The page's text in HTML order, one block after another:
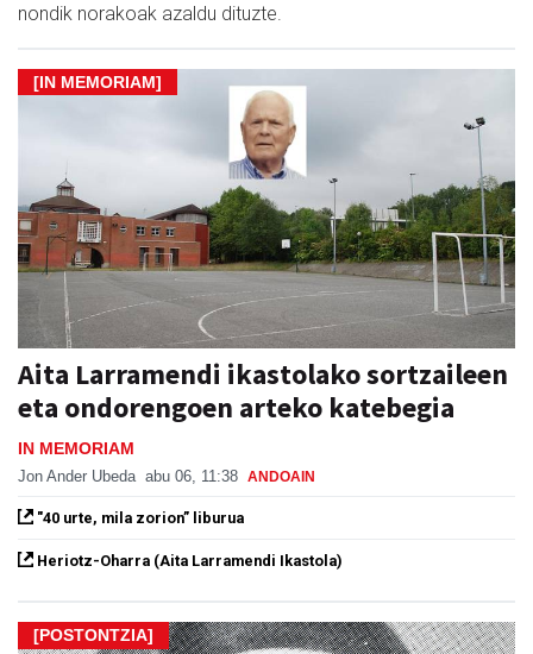
nondik norakoak azaldu dituzte.
[IN MEMORIAM]
Aita Larramendi ikastolako sortzaileen
eta ondorengoen arteko katebegia
IN MEMORIAM
Jon Ander Ubeda abu 06, 11:38 ANDOAIN
"40 urte, mila zorion” liburua
Heriotz-Oharra (Aita Larramendi Ikastola)
[POSTONTZIA]